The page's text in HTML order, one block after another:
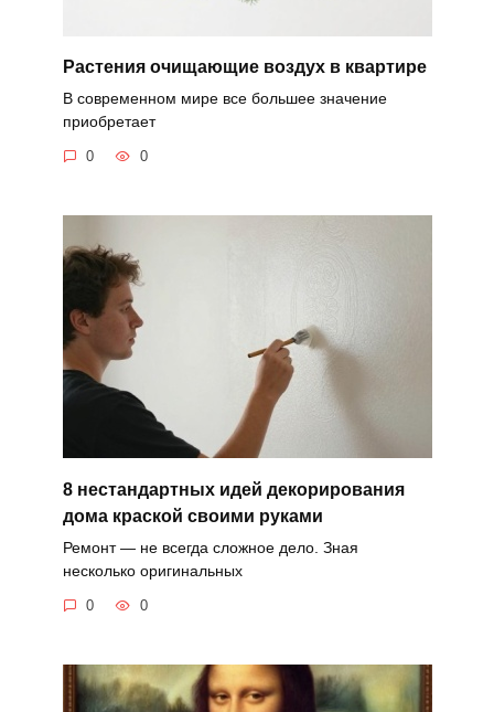
Растения очищающие воздух в квартире
В современном мире все большее значение
приобретает
0 0
8 нестандартных идей декорирования
дома краской своими руками
Ремонт — не всегда сложное дело. Зная
несколько оригинальных
0 0